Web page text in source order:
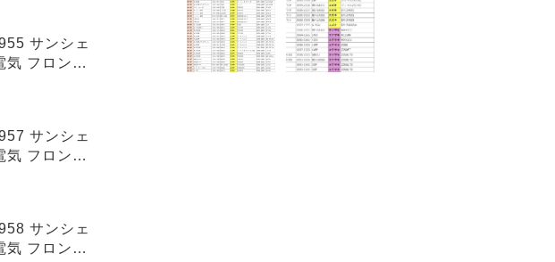
サンシェ
気 フロント
サンシェ
気 フロント
サンシェ
気 フロント